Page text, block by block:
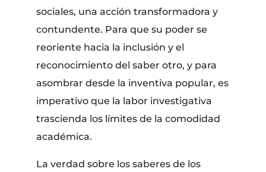
sociales, una acción transformadora y
contundente. Para que su poder se
reoriente hacia la inclusión y el
reconocimiento del saber otro, y para
asombrar desde la inventiva popular, es
imperativo que la labor investigativa
trascienda los límites de la comodidad
académica.
La verdad sobre los saberes de los